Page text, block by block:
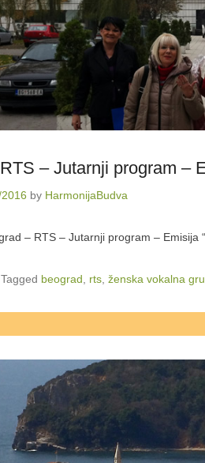
– Jutarnji program –
by HarmonijaBudva
– RTS – Jutarnji program – Emisija
Tagged beograd rts ženska vokalna